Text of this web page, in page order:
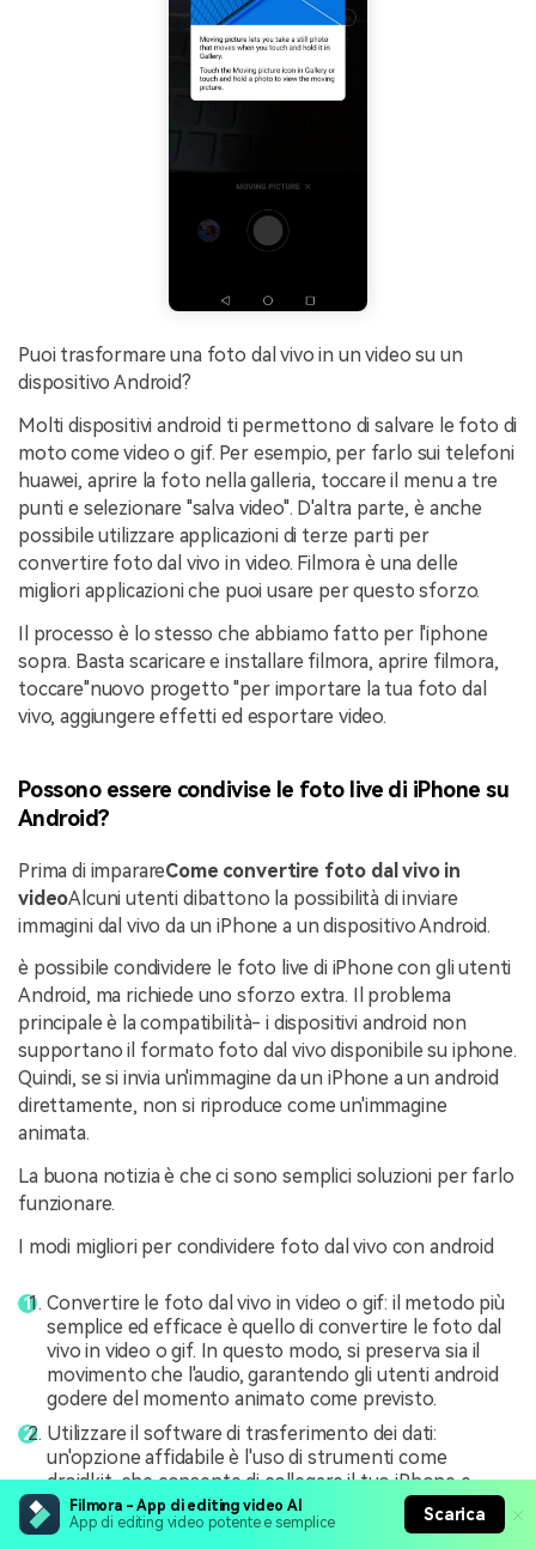
Filmora - App di editing video AI
App di editing video potente e semplice
Scarica
Puoi trasformare una foto dal vivo in un video su un
dispositivo Android?
Molti dispositivi android ti permettono di salvare le foto di
moto come video o gif. Per esempio, per farlo sui telefoni
huawei, aprire la foto nella galleria, toccare il menu a tre
punti e selezionare "salva video". D'altra parte, è anche
possibile utilizzare applicazioni di terze parti per
convertire foto dal vivo in video. Filmora è una delle
migliori applicazioni che puoi usare per questo sforzo.
Il processo è lo stesso che abbiamo fatto per l'iphone
sopra. Basta scaricare e installare filmora, aprire filmora,
toccare"nuovo progetto "per importare la tua foto dal
vivo, aggiungere effetti ed esportare video.
Possono essere condivise le foto live di iPhone su
Android?
Prima di imparareCome convertire foto dal vivo in
videoAlcuni utenti dibattono la possibilità di inviare
immagini dal vivo da un iPhone a un dispositivo Android.
è possibile condividere le foto live di iPhone con gli utenti
Android, ma richiede uno sforzo extra. Il problema
principale è la compatibilità- i dispositivi android non
supportano il formato foto dal vivo disponibile su iphone.
Quindi, se si invia un'immagine da un iPhone a un android
direttamente, non si riproduce come un'immagine
animata.
La buona notizia è che ci sono semplici soluzioni per farlo
funzionare.
I modi migliori per condividere foto dal vivo con android
Convertire le foto dal vivo in video o gif: il metodo più
semplice ed efficace è quello di convertire le foto dal
vivo in video o gif. In questo modo, si preserva sia il
movimento che l'audio, garantendo gli utenti android
godere del momento animato come previsto.
Utilizzare il software di trasferimento dei dati:
un'opzione affidabile è l'uso di strumenti come
droidkit, che consente di collegare il tuo iPhone e
Android per la migrazione dei dati senza soluzione di
continuità. è possibile trasferire oltre 15 tipi di file, tra